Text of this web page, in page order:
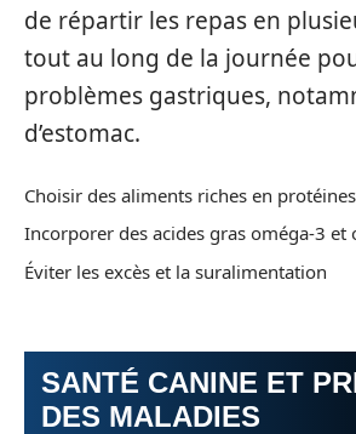
de répartir les repas en
tout au long de la journée
problèmes gastriques,
d’estomac.
Choisir des aliments riches en
Incorporer des acides gras oméga-3 et
Éviter les excès et la suralimentation
SANTÉ CANINE ET
DES MALADIES